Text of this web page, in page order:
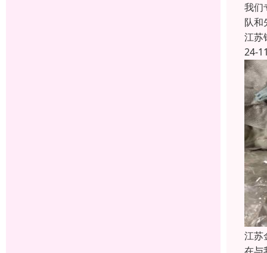
我们
队和
江苏
24-
江苏